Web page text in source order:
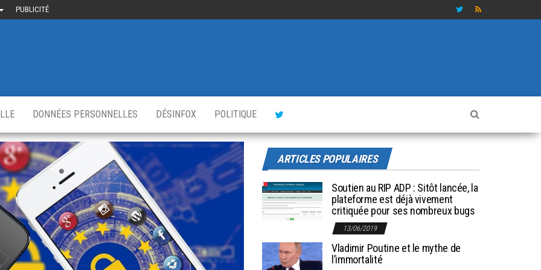
PUBLICITÉ
DONNÉES PERSONNELLES DÉSINFOX POLITIQUE
ARTICLES POPULAIRES
Soutien au RIP ADP : Sitôt lancée, la
plateforme est déjà vivement
critiquée pour ses nombreux bugs
13/06/2019
Vladimir Poutine et le mythe de
l’immortalité